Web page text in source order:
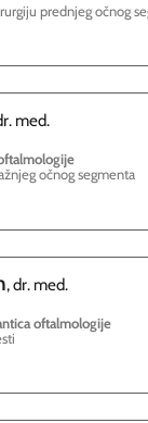
prednjeg očnog
med.
očnog segmenta
, dr. med.
oftalmologije